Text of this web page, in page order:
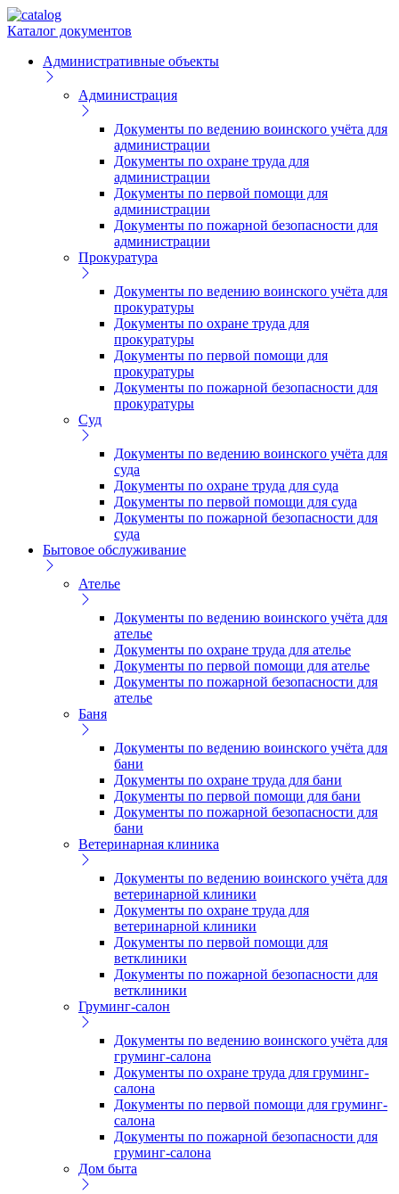
Каталог документов
Административные объекты
Администрация
Документы по ведению воинского учёта для
администрации
Документы по охране труда для
администрации
Документы по первой помощи для
администрации
Документы по пожарной безопасности для
администрации
Прокуратура
Документы по ведению воинского учёта для
прокуратуры
Документы по охране труда для
прокуратуры
Документы по первой помощи для
прокуратуры
Документы по пожарной безопасности для
прокуратуры
Суд
Документы по ведению воинского учёта для
суда
Документы по охране труда для суда
Документы по первой помощи для суда
Документы по пожарной безопасности для
суда
Бытовое обслуживание
Ателье
Документы по ведению воинского учёта для
ателье
Документы по охране труда для ателье
Документы по первой помощи для ателье
Документы по пожарной безопасности для
ателье
Баня
Документы по ведению воинского учёта для
бани
Документы по охране труда для бани
Документы по первой помощи для бани
Документы по пожарной безопасности для
бани
Ветеринарная клиника
Документы по ведению воинского учёта для
ветеринарной клиники
Документы по охране труда для
ветеринарной клиники
Документы по первой помощи для
ветклиники
Документы по пожарной безопасности для
ветклиники
Груминг-салон
Документы по ведению воинского учёта для
груминг-салона
Документы по охране труда для груминг-
салона
Документы по первой помощи для груминг-
салона
Документы по пожарной безопасности для
груминг-салона
Дом быта